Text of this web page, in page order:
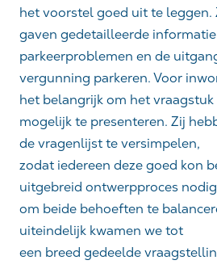
het voorstel goed uit te leggen.
gaven gedetailleerde
parkeerproblemen en de
vergunning parkeren. Voor
het belangrijk om het
mogelijk te presenteren. Zij
de vragenlijst te versimpelen,
zodat iedereen deze goed kon
uitgebreid ontwerpproces nodig
om beide behoeften te
uiteindelijk kwamen we tot
een breed gedeelde